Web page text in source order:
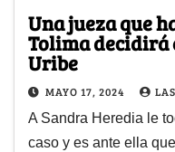
Una jueza que
Tolima
Uribe
MAYO 17, 2024
A Sandra Heredia le
caso y es ante ella